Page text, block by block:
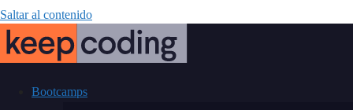
Saltar al contenido
Bootcamps